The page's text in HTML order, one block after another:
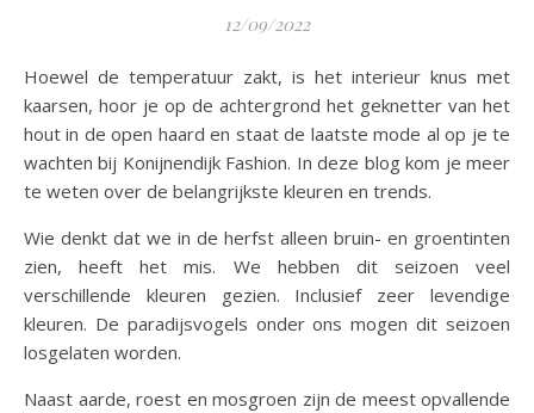
12/09/2022
Hoewel de temperatuur zakt, is het interieur knus met
kaarsen, hoor je op de achtergrond het geknetter van het
hout in de open haard en staat de laatste mode al op je te
wachten bij Konijnendijk Fashion. In deze blog kom je meer
te weten over de belangrijkste kleuren en trends.
Wie denkt dat we in de herfst alleen bruin- en groentinten
zien, heeft het mis. We hebben dit seizoen veel
verschillende kleuren gezien. Inclusief zeer levendige
kleuren. De paradijsvogels onder ons mogen dit seizoen
losgelaten worden.
Naast aarde, roest en mosgroen zijn de meest opvallende